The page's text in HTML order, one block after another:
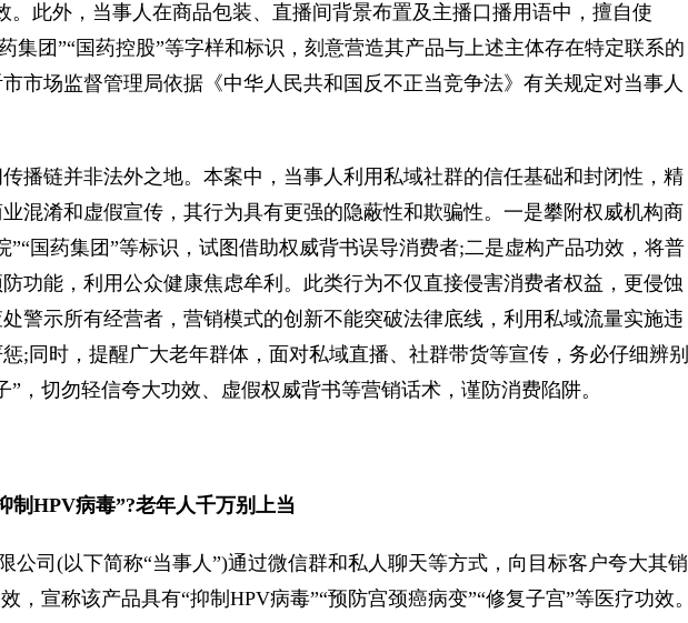
。此外，当事人在商品包装、直播间背景布置及主播口播用语中，擅自使
集团”“国药控股”等字样和标识，刻意营造其产品与上述主体存在特定联系的
市场监督管理局依据《中华人民共和国反不正当竞争法》有关规定对当事人
链并非法外之地。本案中，当事人利用私域社群的信任基础和封闭性，精
混淆和虚假宣传，其行为具有更强的隐蔽性和欺骗性。一是攀附权威机构商
”“国药集团”等标识，试图借助权威背书误导消费者;二是虚构产品功效，将普
功能，利用公众健康焦虑牟利。此类行为不仅直接侵害消费者权益，更侵蚀
警示所有经营者，营销模式的创新不能突破法律底线，利用私域流量实施违
;同时，提醒广大老年群体，面对私域直播、社群带货等宣传，务必仔细辨别
”，切勿轻信夸大功效、虚假权威背书等营销话术，谨防消费陷阱。
HPV病毒”?老年人千万别上当
司(以下简称“当事人”)通过微信群和私人聊天等方式，向目标客户夸大其销
，宣称该产品具有“抑制HPV病毒”“预防宫颈癌病变”“修复子宫”等医疗功效。